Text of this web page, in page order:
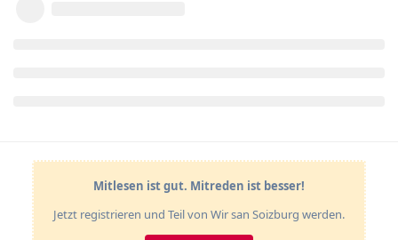
Mitlesen ist gut. Mitreden ist besser!
Jetzt registrieren und Teil von Wir san Soizburg werden.